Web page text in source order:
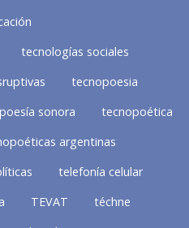
tecnologías sociales
tecnopoesia
sonora
tecnopoética
argentinas
telefonía celular
TEVAT
téchne